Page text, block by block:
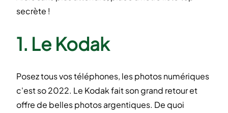
secrète !
1. Le Kodak
Posez tous vos téléphones, les photos numériques
c'est so 2022. Le Kodak fait son grand retour et
offre de belles photos argentiques. De quoi